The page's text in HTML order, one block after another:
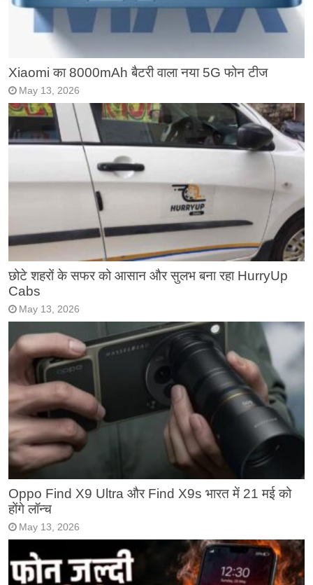
Xiaomi का 8000mAh बैटरी वाला नया 5G फोन टीज
May 13, 2026
छोटे शहरों के सफर को आसान और सुलभ बना रहा HurryUp
Cabs
May 13, 2026
Oppo Find X9 Ultra और Find X9s भारत में 21 मई को
होंगे लॉन्च
May 13, 2026